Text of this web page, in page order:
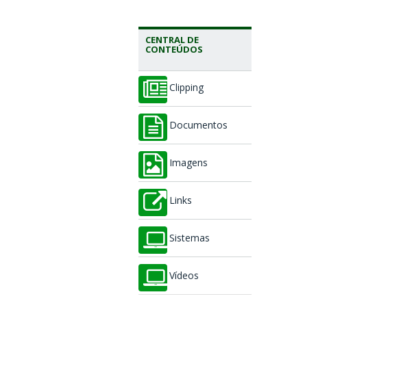
CENTRAL DE
CONTEÚDOS
Clipping
Documentos
Imagens
Links
Sistemas
Vídeos